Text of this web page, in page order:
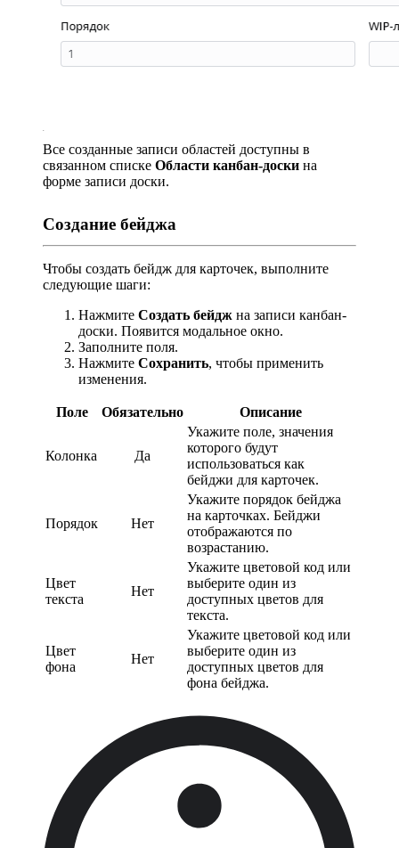
Все созданные записи областей доступны в
связанном списке Области канбан-доски на
форме записи доски.
Создание бейджа
Чтобы создать бейдж для карточек, выполните
следующие шаги:
Нажмите Создать бейдж на записи канбан-
доски. Появится модальное окно.
Заполните поля.
Нажмите Сохранить, чтобы применить
изменения.
Поле Обязательно Описание
Колонка Да
Укажите поле, значения
которого будут
использоваться как
бейджи для карточек.
Порядок Нет
Укажите порядок бейджа
на карточках. Бейджи
отображаются по
возрастанию.
Цвет
текста
Нет
Укажите цветовой код или
выберите один из
доступных цветов для
текста.
Цвет
фона
Нет
Укажите цветовой код или
выберите один из
доступных цветов для
фона бейджа.